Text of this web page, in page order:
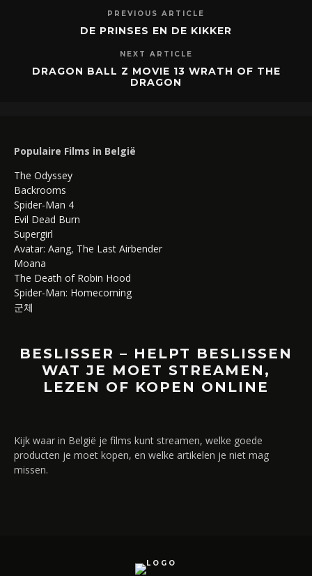
PREVIOUS ARTICLE
DE PRINSES EN DE KIKKER
NEXT ARTICLE
DRAGON BALL Z MOVIE 13 WRATH OF THE
DRAGON
Populaire Films in België
The Odyssey
Backrooms
Spider-Man 4
Evil Dead Burn
Supergirl
Avatar: Aang, The Last Airbender
Moana
The Death of Robin Hood
Spider-Man: Homecoming
군체
BESLISSER – HELPT BESLISSEN
WAT JE MOET STREAMEN,
LEZEN OF KOPEN ONLINE
Kijk waar in België je films kunt streamen, welke goede
producten je moet kopen, en welke artikelen je niet mag
missen.